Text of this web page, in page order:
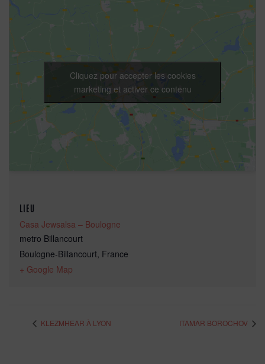
LIEU
Casa Jewsalsa – Boulogne
metro Billancourt
Boulogne-Billancourt, France
+ Google Map
Cliquez pour accepter les cookies
marketing et activer ce contenu
KLEZMHEAR À LYON ITAMAR BOROCHOV